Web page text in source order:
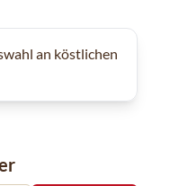
an köstlichen